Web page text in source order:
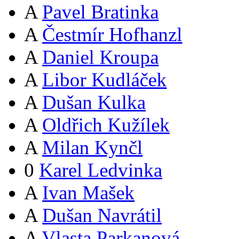
A Pavel Bratinka
A Čestmír Hofhanzl
A Daniel Kroupa
A Libor Kudláček
A Dušan Kulka
A Oldřich Kužílek
A Milan Kynčl
0 Karel Ledvinka
A Ivan Mašek
A Dušan Navrátil